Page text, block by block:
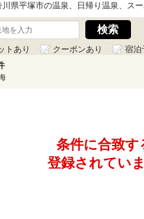
県平塚市の温泉、日帰り温泉、ス
トあり クーポンあり 宿泊
条件に合致す
登録されてい